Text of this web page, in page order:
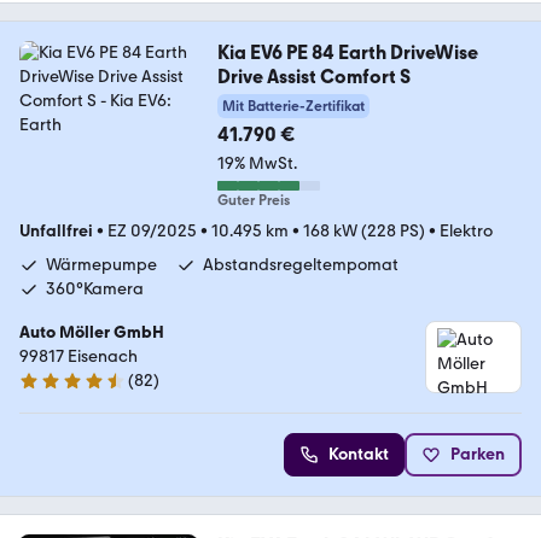
Kia EV6 PE 84 Earth DriveWise
Drive Assist Comfort S
Mit Batterie-Zertifikat
41.790 €
19% MwSt.
Guter Preis
Unfallfrei • EZ 09/2025 • 10.495 km • 168 kW (228 PS) • Elektro
Wärmepumpe
Abstandsregeltempomat
360°Kamera
Auto Möller GmbH
99817 Eisenach
4.7 Sterne
(82)
Kontakt Parken